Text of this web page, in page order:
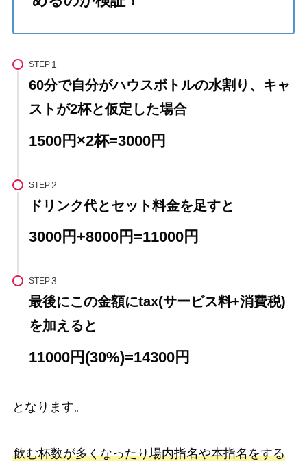
STEP
60分で自分がハウスボトルの水割り、キャ
ストが2杯と仮定した場合
1500円×2杯=3000円
STEP
ドリンク代とセット料金を足すと
3000円+8000円=11000円
STEP
最後にこの金額にtax(サービス料+消費税)
を加えると
11000円(30%)=14300円
となります。
飲む杯数が多くなったり場内指名や本指名をする